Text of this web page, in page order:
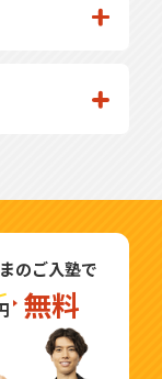
のご入塾で
無料